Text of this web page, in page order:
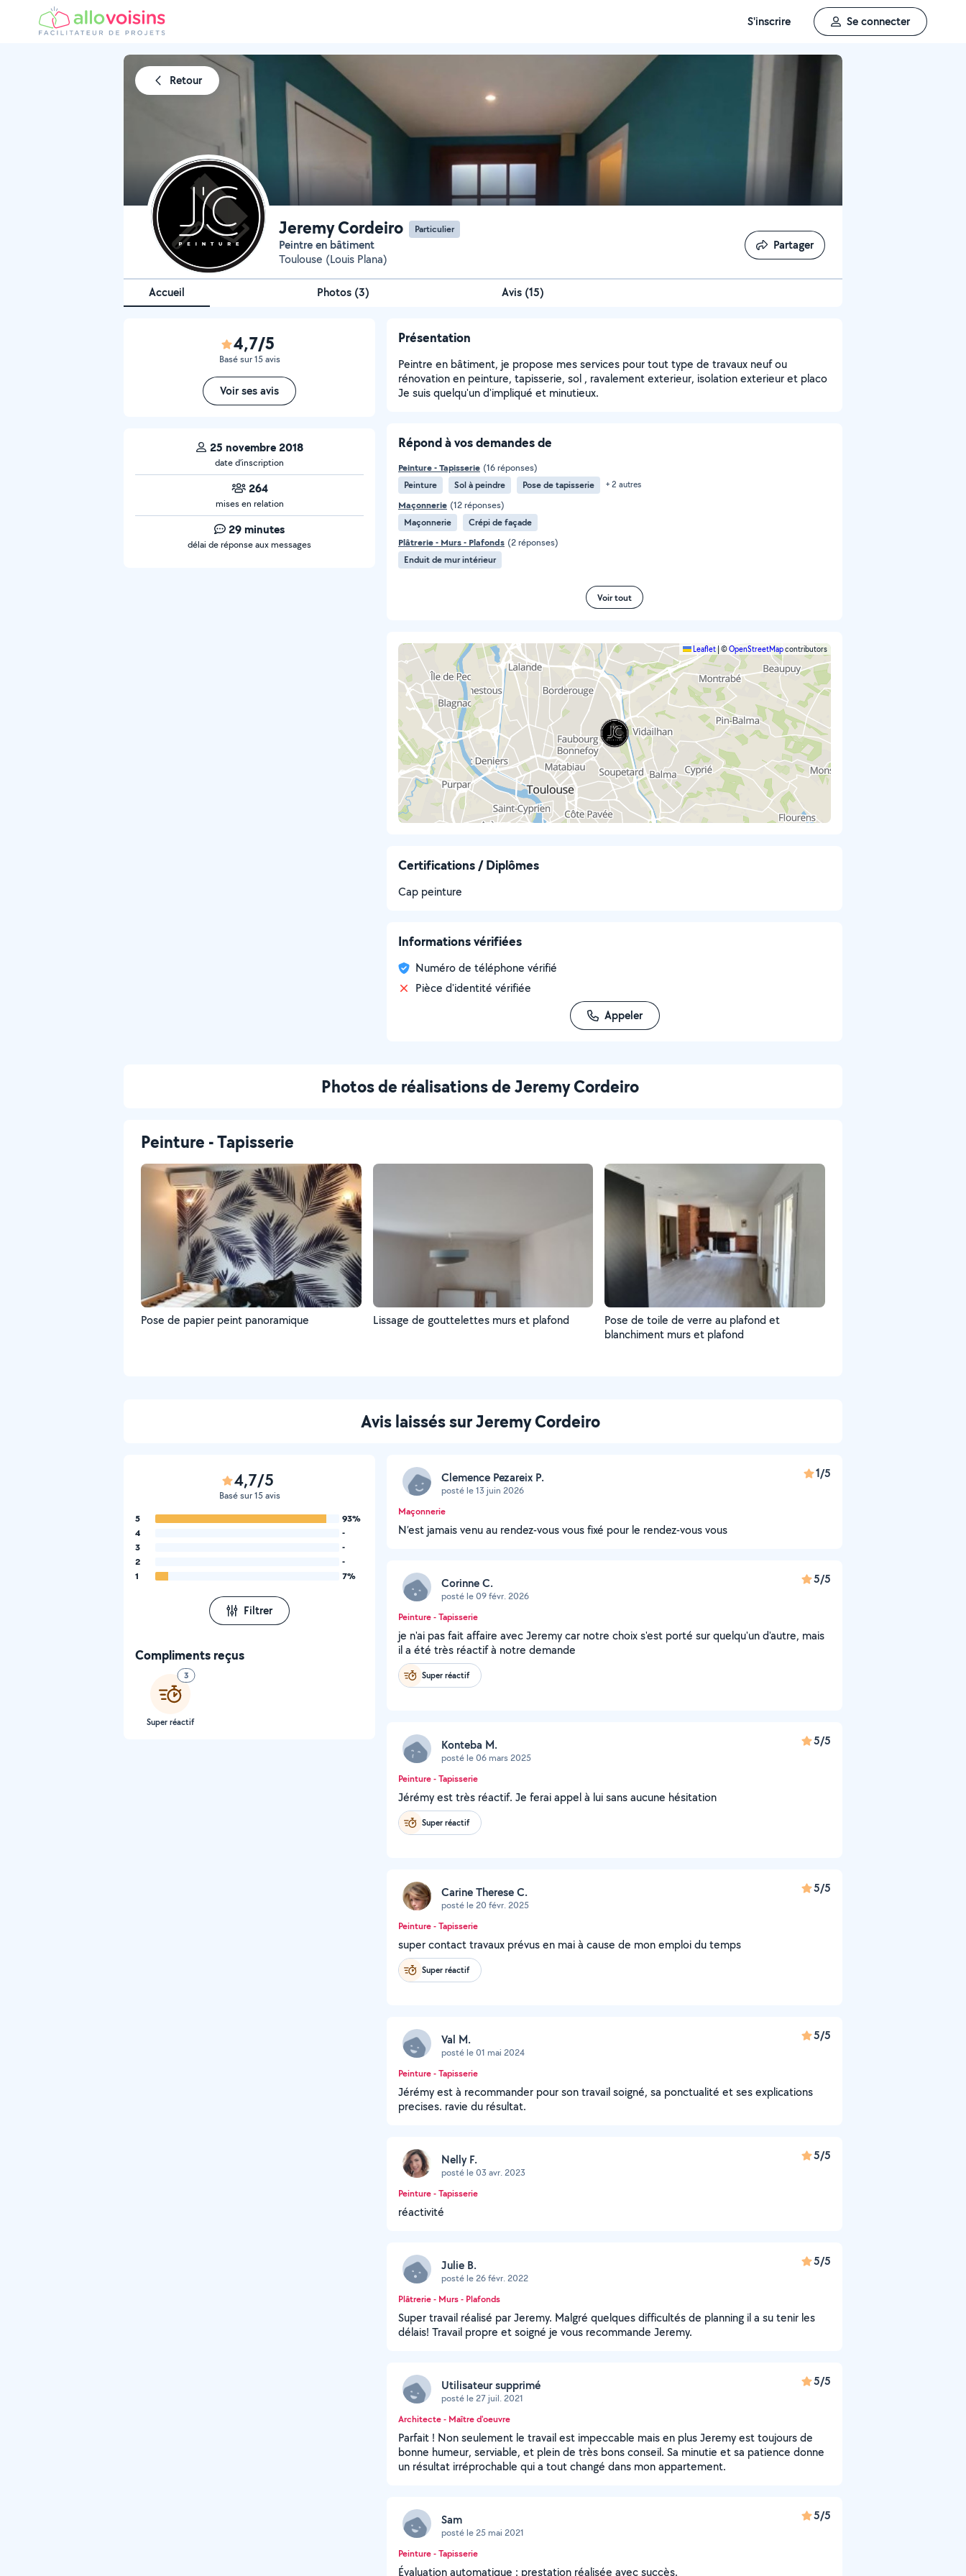
S'inscrire Se connecter
Retour
Jeremy Cordeiro Particulier
Peintre en bâtiment
Toulouse (Louis Plana)
Partager
Partager
Accueil Photos (3) Avis (15)
4,7/5
Basé sur 15 avis
Voir ses avis
25 novembre 2018
date d’inscription
264
mises en relation
29 minutes
délai de réponse aux messages
Présentation
Peintre en bâtiment, je propose mes services pour tout type de travaux neuf ou
rénovation en peinture, tapisserie, sol , ravalement exterieur, isolation exterieur et placo
Je suis quelqu'un d'impliqué et minutieux.
Répond à vos demandes de
Peinture - Tapisserie (16 réponses)
Peinture
Sol à peindre Pose de tapisserie + 2 autres
Maçonnerie (12 réponses)
Maçonnerie
Crépi de façade
Plâtrerie - Murs - Plafonds (2 réponses)
Enduit de mur intérieur
Voir tout
Leaflet|©OpenStreetMapcontributors
Certifications / Diplômes
Cap peinture
Informations vérifiées
Numéro de téléphone vérifié
Pièce d'identité vérifiée
Appeler
Photos de réalisations de Jeremy Cordeiro
Peinture - Tapisserie
Pose de papier peint panoramique Lissage de gouttelettes murs et plafond
Pose de toile de verre au plafond et
blanchiment murs et plafond
Avis laissés sur Jeremy Cordeiro
4,7/5
Basé sur 15 avis
5
93%
4
-
3
-
2
-
1
7%
Filtrer
Compliments reçus
3
Super réactif
Clemence Pezareix P.
posté le 13 juin 2026
1/5
Maçonnerie
N’est jamais venu au rendez-vous vous fixé pour le rendez-vous vous
Corinne C.
posté le 09 févr. 2026
5/5
Peinture - Tapisserie
je n'ai pas fait affaire avec Jeremy car notre choix s'est porté sur quelqu'un d'autre, mais
il a été très réactif à notre demande
Super réactif
Konteba M.
posté le 06 mars 2025
5/5
Peinture - Tapisserie
Jérémy est très réactif. Je ferai appel à lui sans aucune hésitation
Super réactif
Carine Therese C.
posté le 20 févr. 2025
5/5
Peinture - Tapisserie
super contact travaux prévus en mai à cause de mon emploi du temps
Super réactif
Val M.
posté le 01 mai 2024
5/5
Peinture - Tapisserie
Jérémy est à recommander pour son travail soigné, sa ponctualité et ses explications
precises. ravie du résultat.
Nelly F.
posté le 03 avr. 2023
5/5
Peinture - Tapisserie
réactivité
Julie B.
posté le 26 févr. 2022
5/5
Plâtrerie - Murs - Plafonds
Super travail réalisé par Jeremy. Malgré quelques difficultés de planning il a su tenir les
délais! Travail propre et soigné je vous recommande Jeremy.
Utilisateur supprimé
posté le 27 juil. 2021
5/5
Architecte - Maître d'oeuvre
Parfait ! Non seulement le travail est impeccable mais en plus Jeremy est toujours de
bonne humeur, serviable, et plein de très bons conseil. Sa minutie et sa patience donne
un résultat irréprochable qui a tout changé dans mon appartement.
Sam
posté le 25 mai 2021
5/5
Peinture - Tapisserie
Évaluation automatique : prestation réalisée avec succès.